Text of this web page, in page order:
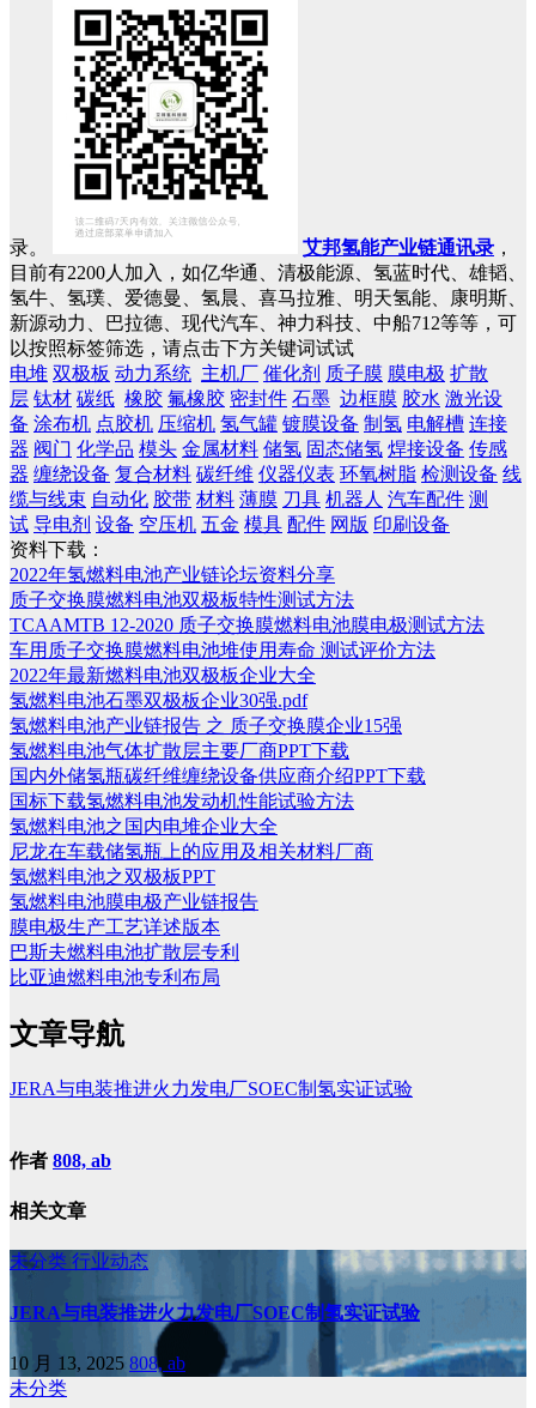
录。 艾邦氢能产业链通讯录 ，
目前有2200人加入，如亿华通、清极能源、氢蓝时代、雄韬、
氢牛、氢璞、爱德曼、氢晨、喜马拉雅、明天氢能、康明斯、
新源动力、巴拉德、现代汽车、神力科技、中船712等等，可
以按照标签筛选，请点击下方关键词试试
电堆 双极板 动力系统 主机厂 催化剂 质子膜 膜电极 扩散
层 钛材 碳纸 橡胶 氟橡胶 密封件 石墨 边框膜 胶水 激光设
备 涂布机 点胶机 压缩机 氢气罐 镀膜设备 制氢 电解槽 连接
器 阀门 化学品 模头 金属材料 储氢 固态储氢 焊接设备 传感
器 缠绕设备 复合材料 碳纤维 仪器仪表 环氧树脂 检测设备 线
缆与线束 自动化 胶带 材料 薄膜 刀具 机器人 汽车配件 测
试 导电剂 设备 空压机 五金 模具 配件 网版 印刷设备
资料下载：
2022年氢燃料电池产业链论坛资料分享
质子交换膜燃料电池双极板特性测试方法
TCAAMTB 12-2020 质子交换膜燃料电池膜电极测试方法
车用质子交换膜燃料电池堆使用寿命 测试评价方法
2022年最新燃料电池双极板企业大全
氢燃料电池石墨双极板企业30强.pdf
氢燃料电池产业链报告 之 质子交换膜企业15强
氢燃料电池气体扩散层主要厂商PPT下载
国内外储氢瓶碳纤维缠绕设备供应商介绍PPT下载
国标下载氢燃料电池发动机性能试验方法
氢燃料电池之国内电堆企业大全
尼龙在车载储氢瓶上的应用及相关材料厂商
氢燃料电池之双极板PPT
氢燃料电池膜电极产业链报告
膜电极生产工艺详述版本
巴斯夫燃料电池扩散层专利
比亚迪燃料电池专利布局
文章导航
JERA与电装推进火力发电厂SOEC制氢实证试验
作者 808, ab
相关文章
未分类 行业动态
JERA与电装推进火力发电厂SOEC制氢实证试验
10 月 13, 2025 808, ab
未分类